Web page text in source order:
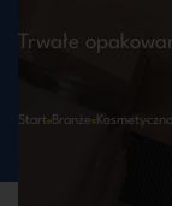
Trwałe
Start Branże